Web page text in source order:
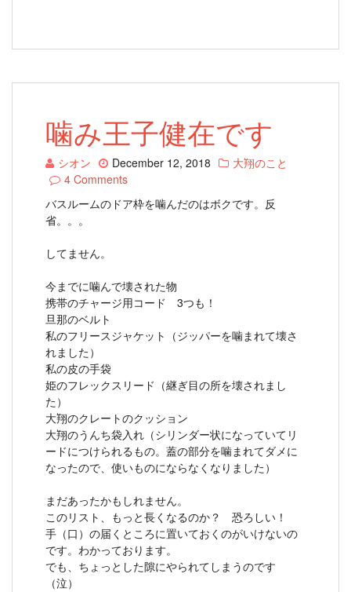
噛み王子健在です
シオン December 12, 2018
大翔のこと
4 Comments
バスルームのドア枠を噛んだのはボクです。反
省。。。
してません。
今までに噛んで壊された物
携帯のチャージ用コード 3つも！
旦那のベルト
私のフリースジャケット（ジッパーを噛まれて壊さ
れました）
私の皮の手袋
姫のフレックスリード（継ぎ目の所を壊されまし
た）
大翔のクレートのクッション
大翔のうんち袋入れ（シリンダー状になっていてリ
ードにつけられるもの。蓋の部分を噛まれてダメに
なったので、使いものにならなくなりました）
まだあったかもしれません。
このリスト、もっと長くなるのか？ 恐ろしい！
手（口）の届くところに置いておくのがいけないの
です。わかっております。
でも、ちょっとした隙にやられてしまうのです
（泣）